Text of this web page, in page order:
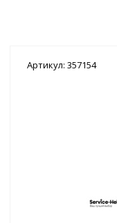
Артикул: 357154